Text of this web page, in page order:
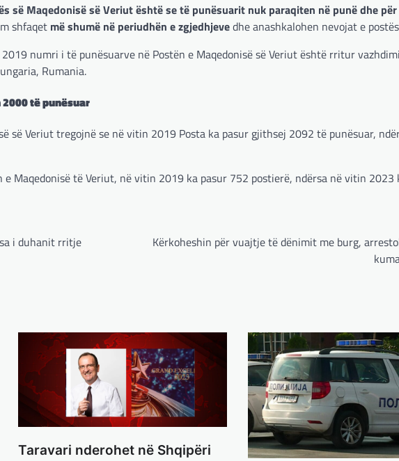
së Maqedonisë së Veriut është se të punësuarit nuk paraqiten në punë dhe
shfaqet më shumë në periudhën e zgjedhjevedhe anashkalohen nevojat e
numri i të punësuarve në Postën e Maqedonisë së Veriut është rritur
Rumania.
të punësuar
së Veriut tregojnë se në vitin 2019 Posta ka pasur gjithsej 2092 të punësuar,
Maqedonisë të Veriut, në vitin 2019 ka pasur 752 postierë, ndërsa në vitin 2023
i duhanit rritje
Kërkoheshin për vuajtje të dënimit me burg,
Taravari nderohet në Shqipëri